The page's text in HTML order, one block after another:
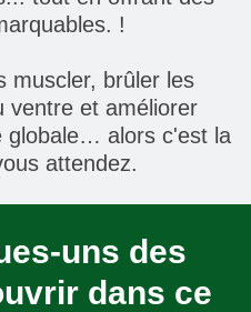
!
muscler, brûler les
ventre et améliorer
globale… alors c'est la
attendez.
uns des
dans ce